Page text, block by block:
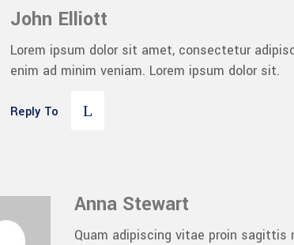
John Elliott
Lorem ipsum dolor sit amet, consectetur
enim ad minim veniam. Lorem ipsum dolor sit.
Reply To
Anna Stewart
Quam adipiscing vitae proin